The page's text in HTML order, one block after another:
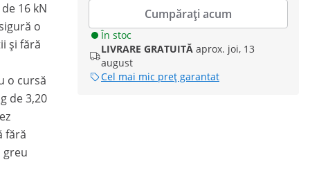
Cumpărați acum
În stoc
LIVRARE GRATUITĂ aprox. joi, 13
august
Cel mai mic preț garantat
16 kN
o
și fără
o cursă
de 3,20
fără
greu